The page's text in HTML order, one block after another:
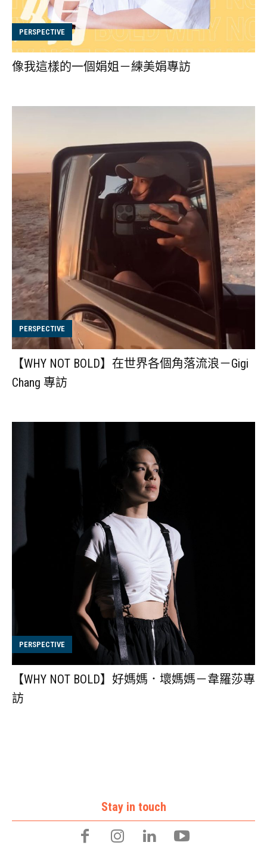
PERSPECTIVE
像我這樣的一個娟姐－練美娟專訪
PERSPECTIVE
【WHY NOT BOLD】在世界各個角落流浪－Gigi
Chang 專訪
PERSPECTIVE
【WHY NOT BOLD】好媽媽．壞媽媽－韋羅莎專
訪
Stay in touch